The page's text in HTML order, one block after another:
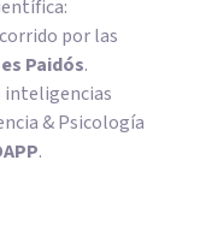
por las
Paidós.
inteligencias
& Psicología
.